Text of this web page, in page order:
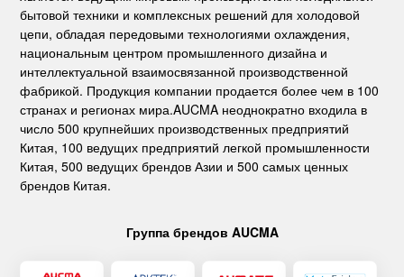
бытовой техники и комплексных решений для холодовой
цепи, обладая передовыми технологиями охлаждения,
национальным центром промышленного дизайна и
интеллектуальной взаимосвязанной производственной
фабрикой. Продукция компании продается более чем в 100
странах и регионах мира.AUCMA неоднократно входила в
число 500 крупнейших производственных предприятий
Китая, 100 ведущих предприятий легкой промышленности
Китая, 500 ведущих брендов Азии и 500 самых ценных
брендов Китая.
Группа брендов AUCMA